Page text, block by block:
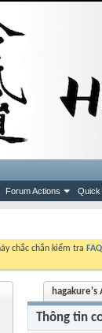
Forum Actions Quick
chắc chắn kiểm tra FAQ
hagakure's
Thông tin